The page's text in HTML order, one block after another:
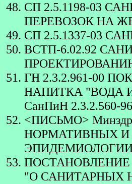
СП 2.5.1198-03
ПЕРЕВОЗОК НА
СП 2.5.1337-03
ВСТП-6.02.92
ГН 2.3.2.961-00
НАПИТКА "ВОДА
СанПиН 2.3.2.560-96
<ПИСЬМО>
НОРМАТИВНЫХ И
ПОСТАНОВЛЕНИЕ
"О САНИТАРНЫХ